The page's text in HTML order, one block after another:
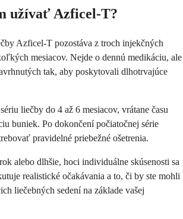
užívať Azficel-T?
Azficel-T pozostáva z troch injekčných
mesiacov. Nejde o dennú medikáciu, ale
tak, aby poskytovali dlhotrvajúce
liečby do 4 až 6 mesiacov, vrátane času
buniek. Po dokončení počiatočnej série
pravidelné priebežné ošetrenia.
alebo dlhšie, hoci individuálne skúsenosti sa
realistické očakávania a to, či by ste mohli
liečebných sedení na základe vašej